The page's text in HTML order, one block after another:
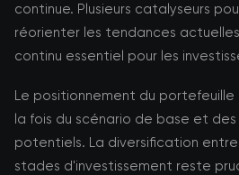
continue. Plusieurs catalyseurs
réorienter les tendances
continu essentiel pour les
Le positionnement du
la fois du scénario de base et
potentiels. La diversification
stades d'investissement reste